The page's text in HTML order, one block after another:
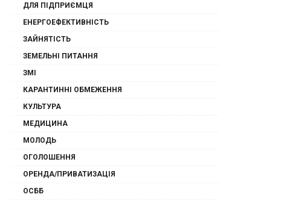
ДЛЯ ПІДПРИЄМЦЯ
ЕНЕРГОЕФЕКТИВНІСТЬ
ЗАЙНЯТІСТЬ
ЗЕМЕЛЬНІ ПИТАННЯ
ЗМІ
КАРАНТИННІ ОБМЕЖЕННЯ
КУЛЬТУРА
МЕДИЦИНА
МОЛОДЬ
ОГОЛОШЕННЯ
ОРЕНДА/ПРИВАТИЗАЦІЯ
ОСББ